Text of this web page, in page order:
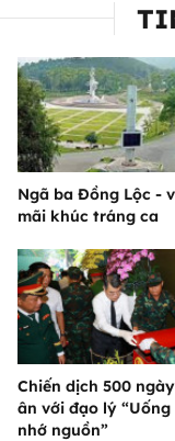
Ngã ba Đồng Lộc -
mãi khúc tráng ca
Chiến dịch 500
ân với đạo lý “Uống
nhớ nguồn”